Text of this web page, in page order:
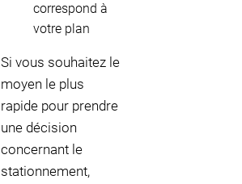
correspond à
votre plan
Si vous souhaitez le
moyen le plus
rapide pour prendre
une décision
concernant le
stationnement,